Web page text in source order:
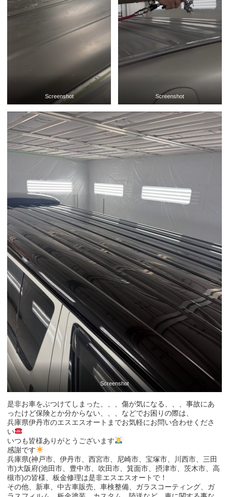
Screenshot Screenshot
Screenshot
是非お車をぶつけてしまった、、、傷が気になる、、、事故にあ
ったけど保険とか分からない、、、などでお困りの際は、
兵庫県伊丹市のエスエスオートまでお気軽にお問い合わせくださ
い
いつも皆様ありがとうございます
感謝です
兵庫県(神戸市、伊丹市、西宮市、尼崎市、宝塚市、川西市、三田
市)大阪府(池田市、豊中市、吹田市、箕面市、摂津市、茨木市、高
槻市)の皆様、板金修理は是非エスエスオートで！
その他、新車、中古車販売、車検整備、ガラスコーティング、ガ